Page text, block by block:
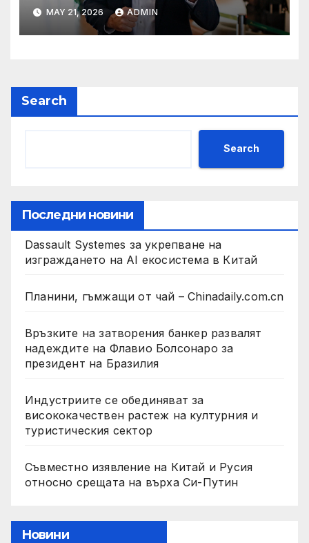
на Флавио Болсонаро за
президент на Бразилия
MAY 21, 2026 ADMIN
Search
Search
Последни новини
Dassault Systemes за укрепване на
изграждането на AI екосистема в Китай
Планини, гъмжащи от чай – Chinadaily.com.cn
Връзките на затворения банкер развалят
надеждите на Флавио Болсонаро за
президент на Бразилия
Индустриите се обединяват за
висококачествен растеж на културния и
туристическия сектор
Съвместно изявление на Китай и Русия
относно срещата на върха Си-Путин
Новини